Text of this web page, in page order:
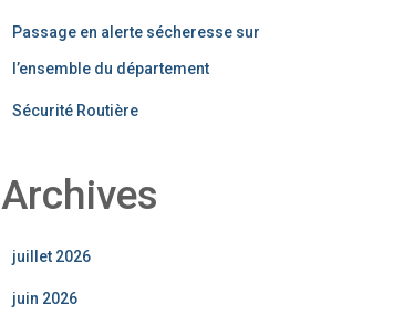
Passage en alerte sécheresse sur
l’ensemble du département
Sécurité Routière
Archives
juillet 2026
juin 2026